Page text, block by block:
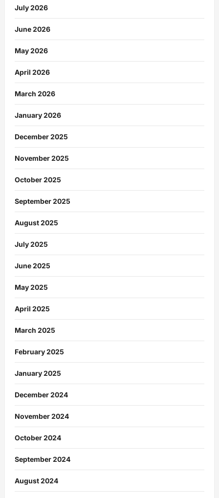
July 2026
June 2026
May 2026
April 2026
March 2026
January 2026
December 2025
November 2025
October 2025
September 2025
August 2025
July 2025
June 2025
May 2025
April 2025
March 2025
February 2025
January 2025
December 2024
November 2024
October 2024
September 2024
August 2024